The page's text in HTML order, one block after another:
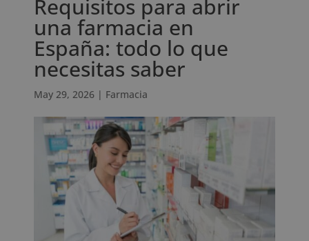
Requisitos para abrir
una farmacia en
España: todo lo que
necesitas saber
May 29, 2026| Farmacia